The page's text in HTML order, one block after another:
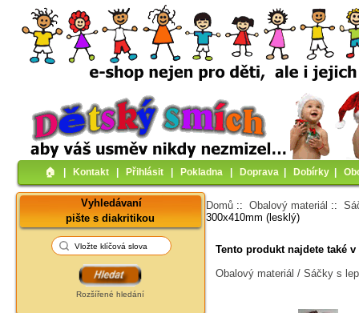
🏠︎ Kontakt Přihlásit Pokladna Doprava Dobírky
Vyhledávaní
pište s diakritikou
Rozšířené hledání
Domů ::Obalový materiál ::
300x410mm (lesklý)
Tento produkt najdete také
Obalový materiál / Sáčky s